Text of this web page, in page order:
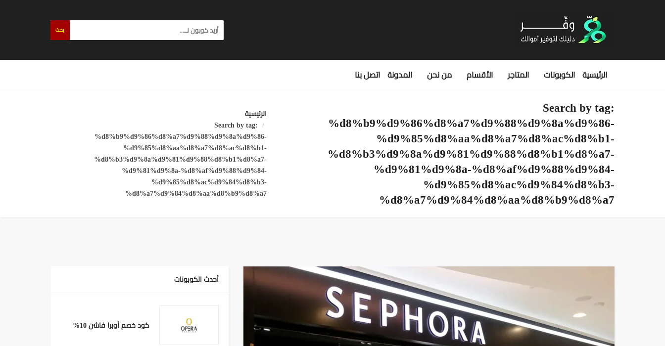
بحث
الرئيسية الكوبونات المتاجر الأقسام من نحن المدونة اتصل بنا
Search by tag:
%d8%b9%d9%86%d8%a7%d9%88%d9%8a%d9%86-
%d9%85%d8%aa%d8%a7%d8%ac%d8%b1-
%d8%b3%d9%8a%d9%81%d9%88%d8%b1%d8%a7-
%d9%81%d9%8a-%d8%af%d9%88%d9%84-
%d9%85%d8%ac%d9%84%d8%b3-
%d8%a7%d9%84%d8%aa%d8%b9%d8%a7
الرئيسية
Search by tag:
%d8%b9%d9%86%d8%a7%d9%88%d9%8a%d9%86-
%d9%85%d8%aa%d8%a7%d8%ac%d8%b1-
%d8%b3%d9%8a%d9%81%d9%88%d8%b1%d8%a7-
%d9%81%d9%8a-%d8%af%d9%88%d9%84-
%d9%85%d8%ac%d9%84%d8%b3-
%d8%a7%d9%84%d8%aa%d8%b9%d8%a7
أحدث الكوبونات
كود خصم أوبرا فاشن 10%